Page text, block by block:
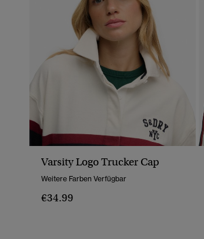
Varsity Logo Trucker Cap
Weitere Farben Verfügbar
€34.99